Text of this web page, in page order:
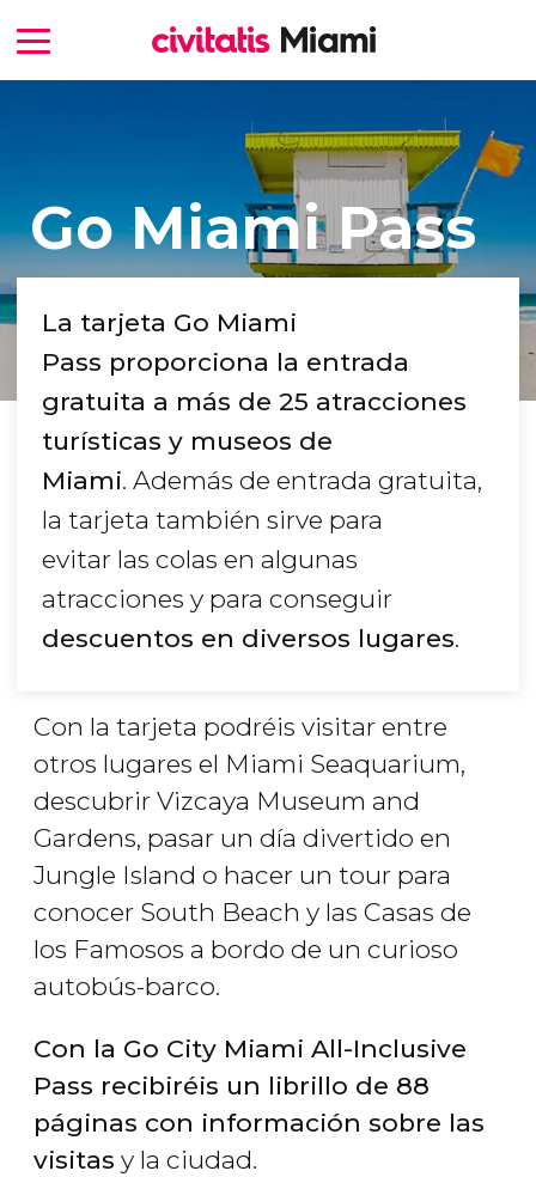
Go Miami Pass
La tarjeta Go Miami
Pass proporciona la entrada
gratuita a más de 25 atracciones
turísticas y museos de
Miami. Además de entrada gratuita,
la tarjeta también sirve para
evitar las colas en algunas
atracciones y para conseguir
descuentos en diversos lugares.
Con la tarjeta podréis visitar entre
otros lugares el Miami Seaquarium,
descubrir Vizcaya Museum and
Gardens, pasar un día divertido en
Jungle Island o hacer un tour para
conocer South Beach y las Casas de
los Famosos a bordo de un curioso
autobús-barco.
Con la Go City Miami All-Inclusive
Pass recibiréis un librillo de 88
páginas con información sobre las
visitas y la ciudad.